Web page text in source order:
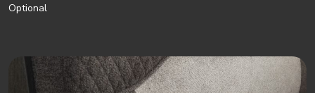
Optional